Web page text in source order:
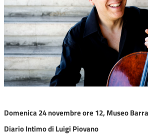
Domenica 24 novembre ore 12, Museo
Diario Intimo di Luigi Piovano